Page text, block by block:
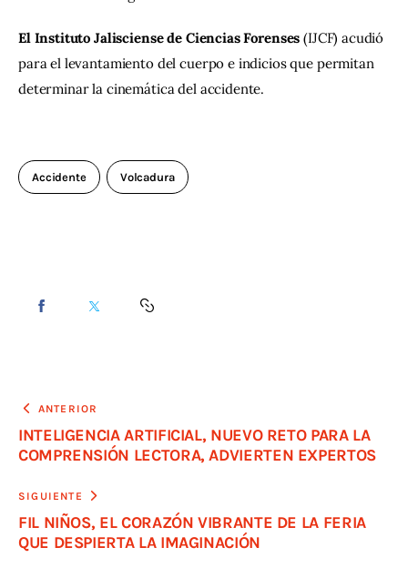
El Instituto Jalisciense de Ciencias Forenses (IJCF) acudió
para el levantamiento del cuerpo e indicios que permitan
determinar la cinemática del accidente.
Accidente Volcadura
ANTERIOR
INTELIGENCIA ARTIFICIAL, NUEVO RETO PARA LA
COMPRENSIÓN LECTORA, ADVIERTEN EXPERTOS
SIGUIENTE
FIL NIÑOS, EL CORAZÓN VIBRANTE DE LA FERIA
QUE DESPIERTA LA IMAGINACIÓN